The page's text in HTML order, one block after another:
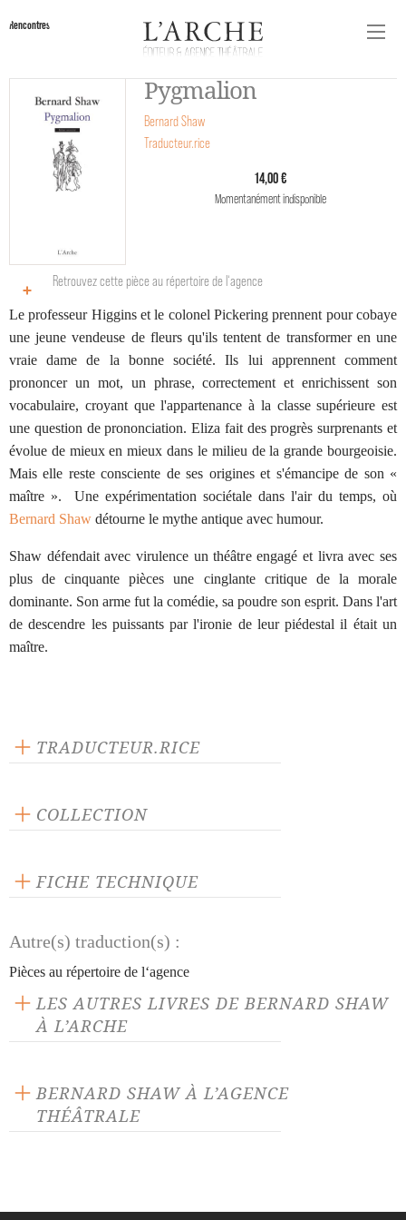
Rencontres
Pygmalion
Bernard Shaw
Traducteur.rice
14,00 €
Momentanément indisponible
Retrouvez cette pièce au répertoire de l‘agence
Le professeur Higgins et le colonel Pickering prennent pour cobaye
une jeune vendeuse de fleurs qu'ils tentent de transformer en une
vraie dame de la bonne société. Ils lui apprennent comment
prononcer un mot, un phrase, correctement et enrichissent son
vocabulaire, croyant que l'appartenance à la classe supérieure est
une question de prononciation. Eliza fait des progrès surprenants et
évolue de mieux en mieux dans le milieu de la grande bourgeoisie.
Mais elle reste consciente de ses origines et s'émancipe de son «
maître ». Une expérimentation sociétale dans l'air du temps, où
Bernard Shaw détourne le mythe antique avec humour.
Shaw défendait avec virulence un théâtre engagé et livra avec ses
plus de cinquante pièces une cinglante critique de la morale
dominante. Son arme fut la comédie, sa poudre son esprit. Dans l'art
de descendre les puissants par l'ironie de leur piédestal il était un
maître.
TRADUCTEUR.RICE
COLLECTION
FICHE TECHNIQUE
144 pages
Prix : 14.00 €
ISBN : 9782851818775
Autre(s) traduction(s) :
Pièces au répertoire de l‘agence
LES AUTRES LIVRES DE BERNARD SHAW
À L’ARCHE
BERNARD SHAW À L’AGENCE
THÉÂTRALE